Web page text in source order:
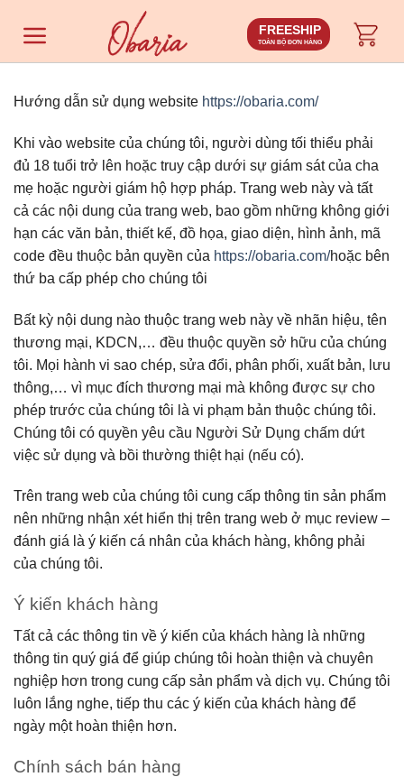
FREESHIP
TOÀN BỘ ĐƠN HÀNG
Hướng dẫn sử dụng website https://obaria.com/
Khi vào website của chúng tôi, người dùng tối thiểu phải
đủ 18 tuổi trở lên hoặc truy cập dưới sự giám sát của cha
mẹ hoặc người giám hộ hợp pháp. Trang web này và tất
cả các nội dung của trang web, bao gồm những không giới
hạn các văn bản, thiết kế, đồ họa, giao diện, hình ảnh, mã
code đều thuộc bản quyền của https://obaria.com/hoặc bên
thứ ba cấp phép cho chúng tôi
Bất kỳ nội dung nào thuộc trang web này về nhãn hiệu, tên
thương mại, KDCN,… đều thuộc quyền sở hữu của chúng
tôi. Mọi hành vi sao chép, sửa đổi, phân phối, xuất bản, lưu
thông,… vì mục đích thương mại mà không được sự cho
phép trước của chúng tôi là vi phạm bản thuộc chúng tôi.
Chúng tôi có quyền yêu cầu Người Sử Dụng chấm dứt
việc sử dụng và bồi thường thiệt hại (nếu có).
Trên trang web của chúng tôi cung cấp thông tin sản phẩm
nên những nhận xét hiển thị trên trang web ở mục review –
đánh giá là ý kiến cá nhân của khách hàng, không phải
của chúng tôi.
Ý kiến khách hàng
Tất cả các thông tin về ý kiến của khách hàng là những
thông tin quý giá để giúp chúng tôi hoàn thiện và chuyên
nghiệp hơn trong cung cấp sản phẩm và dịch vụ. Chúng tôi
luôn lắng nghe, tiếp thu các ý kiến của khách hàng để
ngày một hoàn thiện hơn.
Chính sách bán hàng